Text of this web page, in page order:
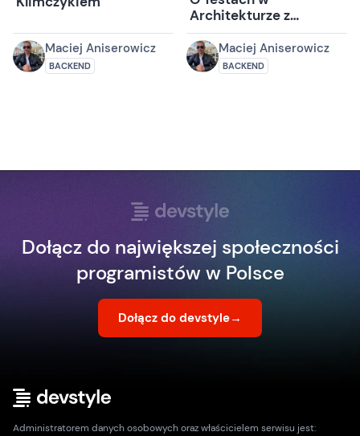
Maciej Aniserowicz
BACKEND
Architekturze z
Jakubem Pilimonem
Maciej Aniserowicz
BACKEND
Dołącz do największej społeczności
programistów w Polsce
Dołącz do devstyle→
Administratorem danych osobowych oraz właścicielem serwisu jest: